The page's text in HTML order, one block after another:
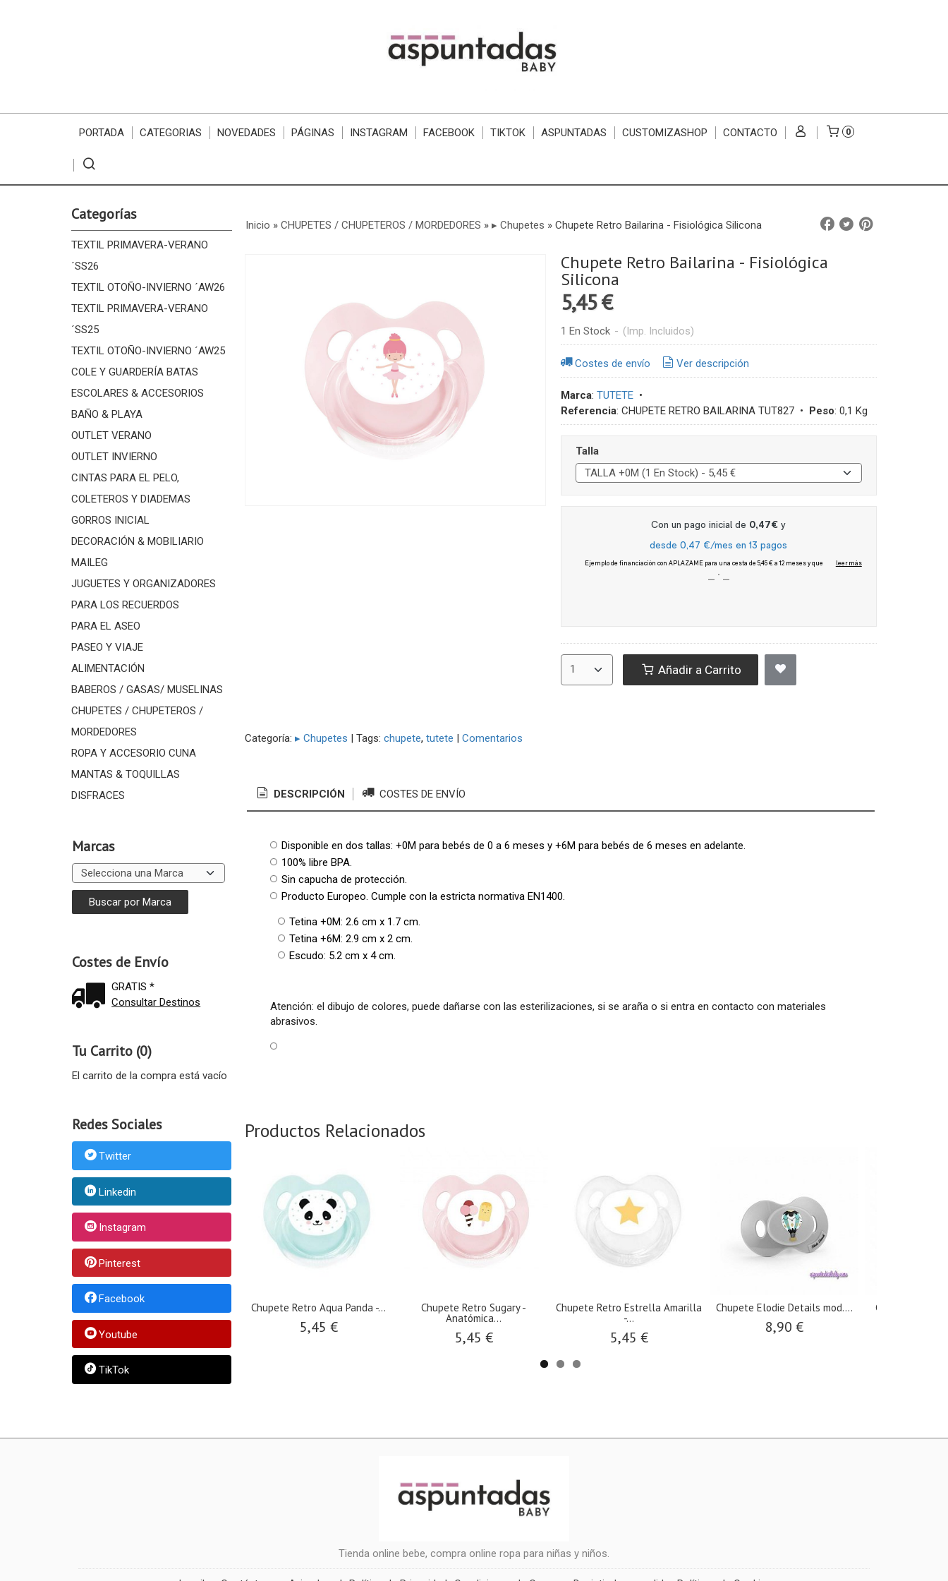
PORTADA CATEGORIAS NOVEDADES PÁGINAS INSTAGRAM FACEBOOK TIKTOK ASPUNTADAS CUSTOMIZASHOP CONTACTO 0
Categorías
TEXTIL PRIMAVERA-VERANO
´SS26
TEXTIL OTOÑO-INVIERNO ´AW26
TEXTIL PRIMAVERA-VERANO
´SS25
TEXTIL OTOÑO-INVIERNO ´AW25
COLE Y GUARDERÍA BATAS
ESCOLARES & ACCESORIOS
BAÑO & PLAYA
OUTLET VERANO
OUTLET INVIERNO
CINTAS PARA EL PELO,
COLETEROS Y DIADEMAS
GORROS INICIAL
DECORACIÓN & MOBILIARIO
MAILEG
JUGUETES Y ORGANIZADORES
PARA LOS RECUERDOS
PARA EL ASEO
PASEO Y VIAJE
ALIMENTACIÓN
BABEROS / GASAS/ MUSELINAS
CHUPETES / CHUPETEROS /
MORDEDORES
ROPA Y ACCESORIO CUNA
MANTAS & TOQUILLAS
DISFRACES
Marcas
Costes de Envío
GRATIS *
Consultar Destinos
Tu Carrito (0)
El carrito de la compra está vacío
Redes Sociales
Twitter
Linkedin
Instagram
Pinterest
Facebook
Youtube
TikTok
Inicio » CHUPETES / CHUPETEROS / MORDEDORES » ▸ Chupetes » Chupete Retro Bailarina - Fisiológica Silicona
Chupete Retro Bailarina - Fisiológica
Silicona
5,45 €
1 En Stock - (Imp. Incluidos)
Costes de envío Ver descripción
Marca: TUTETE•
Referencia: CHUPETE RETRO BAILARINA TUT827• Peso: 0,1 Kg
Talla
Añadir a Carrito
Categoría: ▸ Chupetes | Tags: chupete tutete | Comentarios
DESCRIPCIÓN COSTES DE ENVÍO
Disponible en dos tallas: +0M para bebés de 0 a 6 meses y +6M para bebés de 6 meses en adelante.
100% libre BPA.
Sin capucha de protección.
Producto Europeo. Cumple con la estricta normativa EN1400.
Tetina +0M: 2.6 cm x 1.7 cm.
Tetina +6M: 2.9 cm x 2 cm.
Escudo: 5.2 cm x 4 cm.
Atención: el dibujo de colores, puede dañarse con las esterilizaciones, si se araña o si entra en contacto con materiales
abrasivos.
Productos Relacionados
Chupete Retro Aqua Panda -...
5,45 €
Chupete Retro Sugary -
Anatómica...
5,45 €
Chupete Retro Estrella Amarilla
-...
5,45 €
Chupete Elodie Details mod....
8,90 €
Chupete Elodie
Tienda online bebe, compra online ropa para niñas y niños.